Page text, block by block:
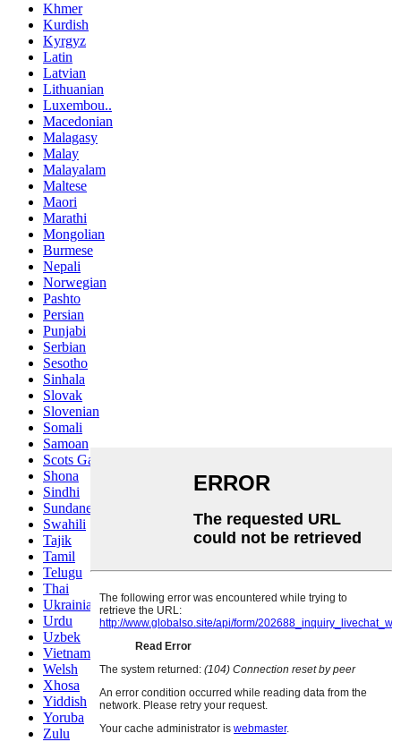
Khmer
Kurdish
Kyrgyz
Latin
Latvian
Lithuanian
Luxembou..
Macedonian
Malagasy
Malay
Malayalam
Maltese
Maori
Marathi
Mongolian
Burmese
Nepali
Norwegian
Pashto
Persian
Punjabi
Serbian
Sesotho
Sinhala
Slovak
Slovenian
Somali
Samoan
Scots Gaelic
Shona
Sindhi
Sundanese
Swahili
Tajik
Tamil
Telugu
Thai
Ukrainian
Urdu
Uzbek
Vietnamese
Welsh
Xhosa
Yiddish
Yoruba
Zulu